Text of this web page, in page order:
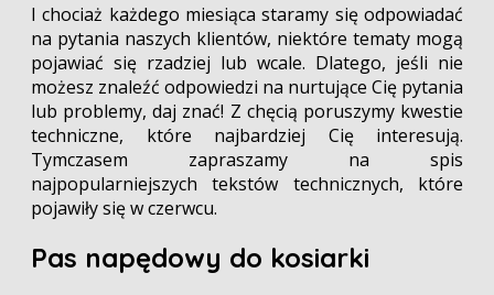
I chociaż każdego miesiąca staramy się odpowiadać
na pytania naszych klientów, niektóre tematy mogą
pojawiać się rzadziej lub wcale. Dlatego, jeśli nie
możesz znaleźć odpowiedzi na nurtujące Cię pytania
lub problemy, daj znać! Z chęcią poruszymy kwestie
techniczne, które najbardziej Cię interesują.
Tymczasem zapraszamy na spis
najpopularniejszych tekstów technicznych, które
pojawiły się w czerwcu.
Pas napędowy do kosiarki